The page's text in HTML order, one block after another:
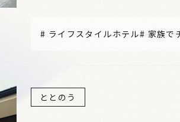
# ライフスタイルホテル# 家族で
ととのう